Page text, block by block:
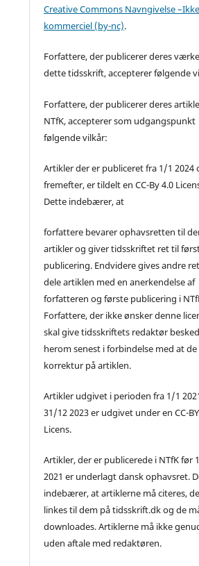
Creative Commons Navngivelse
kommerciel (by-nc).
Forfattere, der publicerer deres
dette tidsskrift, accepterer følgende
Forfattere, der publicerer deres
NTfK, accepterer som udgangspunkt
følgende vilkår:
Artikler der er publiceret fra 1/1 2024
fremefter, er tildelt en CC-By 4.0
Dette indebærer, at
forfattere bevarer ophavsretten til
artikler og giver tidsskriftet ret til
publicering. Endvidere gives andre
dele artiklen med en anerkendelse af
forfatteren og første publicering i
Forfattere, der ikke ønsker denne
skal give tidsskriftets redaktør besked
herom senest i forbindelse med at
korrektur på artiklen.
Artikler udgivet i perioden fra 1/1
31/12 2023 er udgivet under en CC-
Licens.
Artikler, der er publicerede i NTfK før
2021 er underlagt dansk ophavsret.
indebærer, at artiklerne må citeres,
linkes til dem på tidsskrift.dk og de
downloades. Artiklerne må ikke
uden aftale med redaktøren.